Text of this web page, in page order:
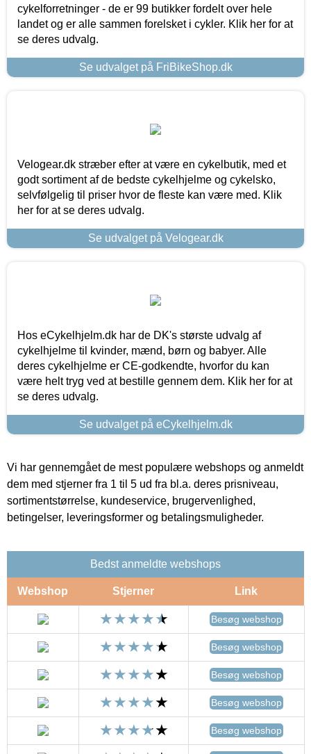
cykelforretninger - de er 99 butikker fordelt over hele
landet og er alle sammen forelsket i cykler. Klik her for at
se deres udvalg.
Se udvalget på FriBikeShop.dk
Velogear.dk stræber efter at være en cykelbutik, med et
godt sortiment af de bedste cykelhjelme og cykelsko,
selvfølgelig til priser hvor de fleste kan være med. Klik
her for at se deres udvalg.
Se udvalget på Velogear.dk
Hos eCykelhjelm.dk har de DK's største udvalg af
cykelhjelme til kvinder, mænd, børn og babyer. Alle
deres cykelhjelme er CE-godkendte, hvorfor du kan
være helt tryg ved at bestille gennem dem. Klik her for at
se deres udvalg.
Se udvalget på eCykelhjelm.dk
Vi har gennemgået de mest populære webshops og anmeldt
dem med stjerner fra 1 til 5 ud fra bl.a. deres prisniveau,
sortimentstørrelse, kundeservice, brugervenlighed,
betingelser, leveringsformer og betalingsmuligheder.
Bedst anmeldte webshops
Webshop Stjerner Link
Besøg webshop
Besøg webshop
Besøg webshop
Besøg webshop
Besøg webshop